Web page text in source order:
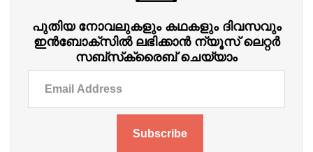
പുതിയ നോവലുകളും കഥകളും ദിവസവും
ഇന്‍ബോക്‌സില്‍ ലഭിക്കാന്‍ ന്യൂസ് ലെറ്റർ
സബ്‌സ്‌ക്രൈബ് ചെയ്യാം
Subscribe